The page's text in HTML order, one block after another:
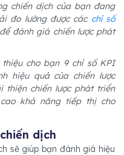
chiến dịch của bạn đang
đo lường được các chỉ số
đánh giá chiến lược phát
cho bạn 9 chỉ số KPI
hiệu quả của chiến lược
thiện chiến lược phát triển
khả năng tiếp thị cho
dịch
sẽ giúp bạn đánh giá hiệu